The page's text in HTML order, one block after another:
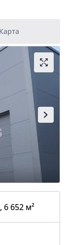
Карта
652 м²